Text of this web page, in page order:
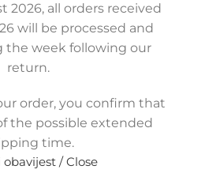
2026, all orders received
will be processed and
the week following our
return.
order, you confirm that
the possible extended
time.
/ Close
Buy now
kupovine